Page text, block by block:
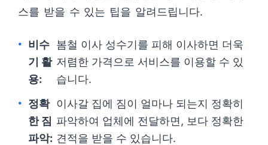
스를 받을 수 있는 팁을 알려드립니다.
비수
기 활
용:
봄철 이사 성수기를 피해 이사하면 더욱
저렴한 가격으로 서비스를 이용할 수 있
습니다.
정확
한 짐
파악:
이사갈 집에 짐이 얼마나 되는지 정확히
파악하여 업체에 전달하면, 보다 정확한
견적을 받을 수 있습니다.